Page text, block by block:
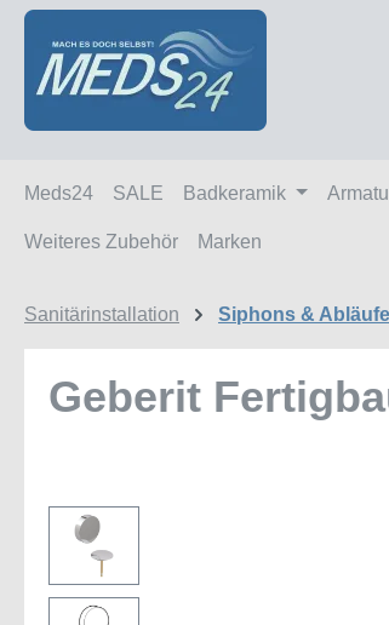
Hauptinhalt springen
Zur Suche springen
Zur Hauptnavigation springen
Meds24 SALE Badkeramik
Weiteres Zubehör Marken
Sanitärinstallation Siphons & Abläufe
Geberit
Bildergalerie überspringen